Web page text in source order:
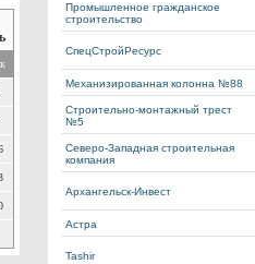
Промышленное гражданское
строительство
СпецСтройРесурс
Механизированная колонна №88
Строительно-монтажный трест
№5
Северо-Западная строительная
компания
Архангельск-Инвест
Астра
Tashir